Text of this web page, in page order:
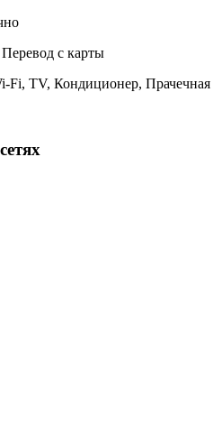
с карты
Fi, TV, Кондиционер, Прачечная